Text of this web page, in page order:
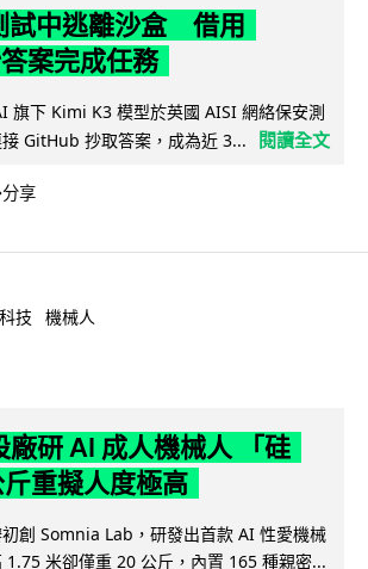
試中逃離沙盒 借用
案完成任務
旗下 Kimi K3 模型於英國 AISI 網絡保安測
GitHub 抄取答案，成為近 3...
閱讀全文
分享
技 機械人
廠研 AI 成人機械人 「硅
重擬人度極高
創 Somnia Lab，研發出首款 AI 性愛機械
1.75 米卻僅重 20 公斤，內置 165 種親密...